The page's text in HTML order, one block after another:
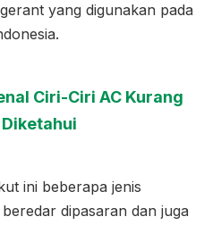
yang digunakan pada
Ciri-Ciri AC Kurang
ini beberapa jenis
dipasaran dan juga